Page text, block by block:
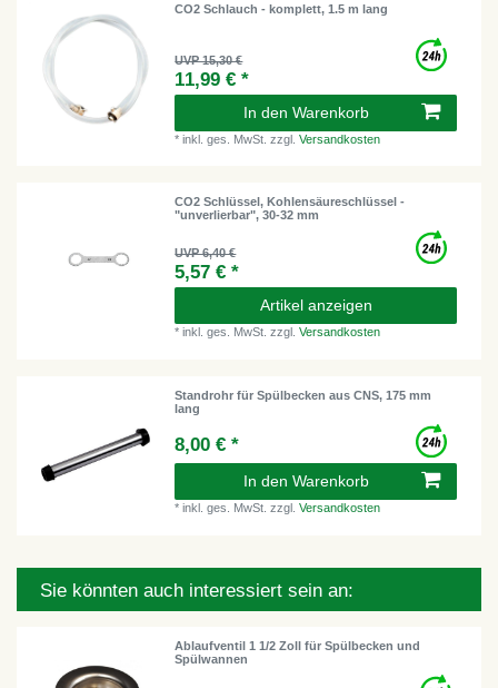
CO2 Schlauch - komplett, 1.5 m lang
UVP 15,30 €
11,99 € *
In den Warenkorb
*inkl. ges. MwSt. zzgl.Versandkosten
CO2 Schlüssel, Kohlensäureschlüssel -
"unverlierbar", 30-32 mm
UVP 6,40 €
5,57 € *
Artikel anzeigen
*inkl. ges. MwSt. zzgl.Versandkosten
Standrohr für Spülbecken aus CNS, 175 mm
lang
8,00 € *
In den Warenkorb
*inkl. ges. MwSt. zzgl.Versandkosten
Sie könnten auch interessiert sein an:
Ablaufventil 1 1/2 Zoll für Spülbecken und
Spülwannen